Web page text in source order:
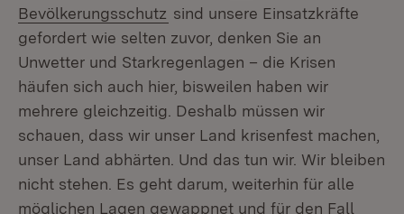
Bevölkerungsschutz (Öffnet in neuem Fenster)
sind unsere Einsatzkräfte
gefordert wie selten zuvor, denken Sie an
Unwetter und Starkregenlagen – die Krisen
häufen sich auch hier, bisweilen haben wir
mehrere gleichzeitig. Deshalb müssen wir
schauen, dass wir unser Land krisenfest machen,
unser Land abhärten. Und das tun wir. Wir bleiben
nicht stehen. Es geht darum, weiterhin für alle
möglichen Lagen gewappnet und für den Fall